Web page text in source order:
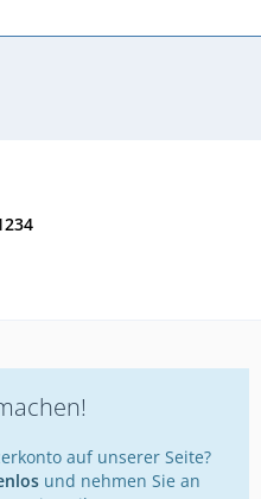
auf unserer Seite?
und nehmen Sie an